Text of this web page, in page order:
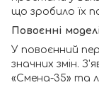
що зробило їх
Повоєнні
У повоєнний
значних змін.
«Смена-35» та